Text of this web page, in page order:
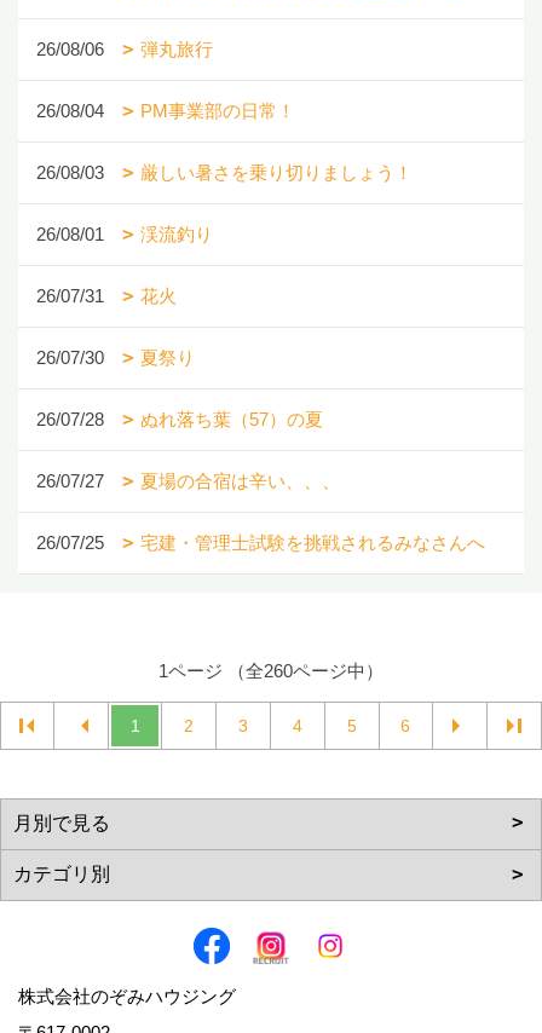
26/08/06 弾丸旅行
26/08/04 PM事業部の日常！
26/08/03 厳しい暑さを乗り切りましょう！
26/08/01 渓流釣り
26/07/31 花火
26/07/30 夏祭り
26/07/28 ぬれ落ち葉（57）の夏
26/07/27 夏場の合宿は辛い、、、
26/07/25 宅建・管理士試験を挑戦されるみなさんへ
1ページ （全260ページ中）
1 2 3 4 5 6
株式会社のぞみハウジング